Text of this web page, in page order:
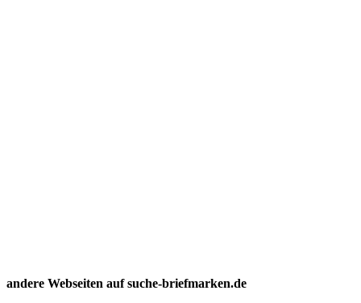
andere Webseiten auf suche-briefmarken.de